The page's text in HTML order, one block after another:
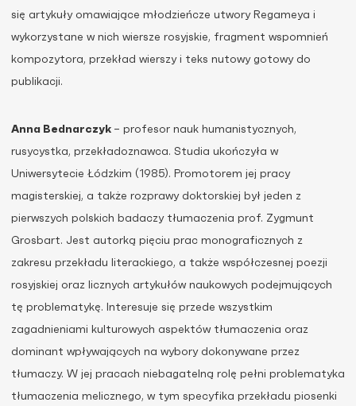
się artykuły omawiające młodzieńcze utwory Regameya i
wykorzystane w nich wiersze rosyjskie, fragment wspomnień
kompozytora, przekład wierszy i teks nutowy gotowy do
publikacji.
Anna Bednarczyk – profesor nauk humanistycznych,
rusycystka, przekładoznawca. Studia ukończyła w
Uniwersytecie Łódzkim (1985). Promotorem jej pracy
magisterskiej, a także rozprawy doktorskiej był jeden z
pierwszych polskich badaczy tłumaczenia prof. Zygmunt
Grosbart. Jest autorką pięciu prac monograficznych z
zakresu przekładu literackiego, a także współczesnej poezji
rosyjskiej oraz licznych artykułów naukowych podejmujących
tę problematykę. Interesuje się przede wszystkim
zagadnieniami kulturowych aspektów tłumaczenia oraz
dominant wpływających na wybory dokonywane przez
tłumaczy. W jej pracach niebagatelną rolę pełni problematyka
tłumaczenia melicznego, w tym specyfika przekładu piosenki